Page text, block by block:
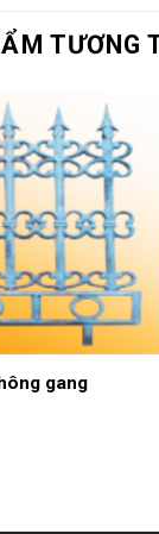
TƯƠNG
gang